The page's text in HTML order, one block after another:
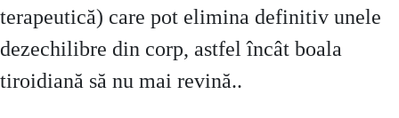
terapeutică) care pot elimina definitiv unele
dezechilibre din corp, astfel încât boala
tiroidiană să nu mai revină..